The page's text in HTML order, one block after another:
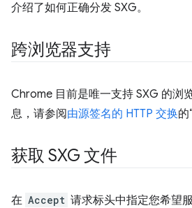
介绍了如何正确分发 SXG。
跨浏览器支持
Chrome 目前是唯一支持 SXG 的浏
息，请参阅由源签名的 HTTP 交换的
获取 SXG 文件
在 Accept 请求标头中指定您希望